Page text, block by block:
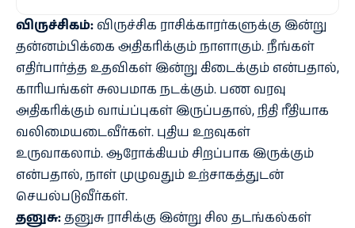
விருச்சிகம்: விருச்சிக ராசிக்காரர்களுக்கு இன்று
தன்னம்பிக்கை அதிகரிக்கும் நாளாகும். நீங்கள்
எதிர்பார்த்த உதவிகள் இன்று கிடைக்கும் என்பதால்,
காரியங்கள் சுலபமாக நடக்கும். பண வரவு
அதிகரிக்கும் வாய்ப்புகள் இருப்பதால், நிதி ரீதியாக
வலிமையடைவீர்கள். புதிய உறவுகள்
உருவாகலாம். ஆரோக்கியம் சிறப்பாக இருக்கும்
என்பதால், நாள் முழுவதும் உற்சாகத்துடன்
செயல்படுவீர்கள்.
தனுசு: தனுசு ராசிக்கு இன்று சில தடங்கல்கள்